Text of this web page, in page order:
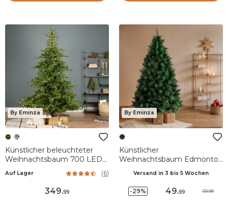
By Eminza
Künstlicher beleuchteter
Weihnachtsbaum 700 LEDs
Tannengrün
Auf Lager (6)
349.99
By Eminza
Künstlicher
Weihnachtsbaum Edmonton
Versand in 3 bis 5 Wochen
-29% 49.99 69.99